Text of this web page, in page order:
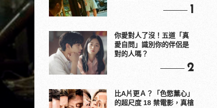
1
你愛對人了沒！五道「真
愛自問」識別你的伴侶是
對的人嗎？
2
比A片更Ａ？「色慾薰心」
的超尺度 18 禁電影，真槍